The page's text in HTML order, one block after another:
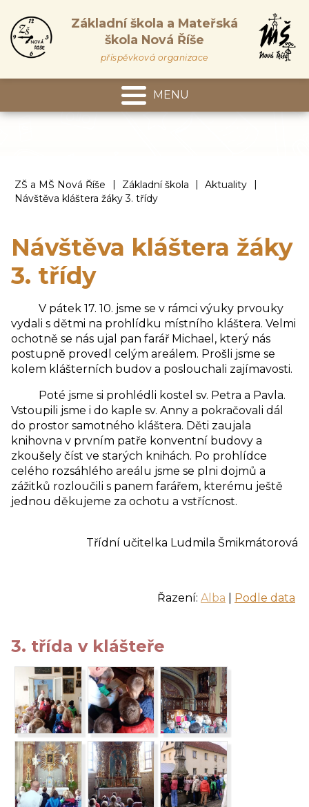
Základní škola a Mateřská
škola Nová Říše
příspěvková organizace
MENU
ZŠ a MŠ Nová Říše | Základní škola | Aktuality
|
Návštěva kláštera žáky 3. třídy
Návštěva kláštera žáky
3. třídy
V pátek 17. 10. jsme se v rámci výuky prvouky
vydali s dětmi na prohlídku místního kláštera. Velmi
ochotně se nás ujal pan farář Michael, který nás
postupně provedl celým areálem. Prošli jsme se
kolem klášterních budov a poslouchali zajímavosti.
Poté jsme si prohlédli kostel sv. Petra a Pavla.
Vstoupili jsme i do kaple sv. Anny a pokračovali dál
do prostor samotného kláštera. Děti zaujala
knihovna v prvním patře konventní budovy a
zkoušely číst ve starých knihách. Po prohlídce
celého rozsáhlého areálu jsme se plni dojmů a
zážitků rozloučili s panem farářem, kterému ještě
jednou děkujeme za ochotu a vstřícnost.
Třídní učitelka Ludmila Šmikmátorová
Řazení: Alba Podle data
3. třída v klášteře